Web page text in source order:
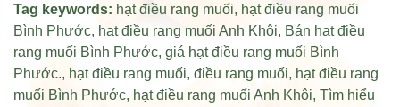
Tag keywords: hạt điều rang muối, hạt điều rang muối
Bình Phước, hạt điều rang muối Anh Khôi, Bán hạt điều
rang muối Bình Phước,giá hạt điều rang muối Bình
Phước., hạt điều rang muối,điều rang muối, hạt điều rang
muối Bình Phước, hạt điều rang muối Anh Khôi,Tìm hiểu